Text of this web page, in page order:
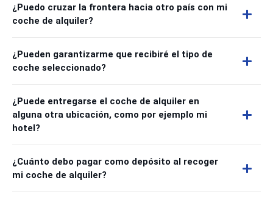
¿Puedo cruzar la frontera hacia otro país con mi
coche de alquiler?
¿Pueden garantizarme que recibiré el tipo de
coche seleccionado?
¿Puede entregarse el coche de alquiler en
alguna otra ubicación, como por ejemplo mi
hotel?
¿Cuánto debo pagar como depósito al recoger
mi coche de alquiler?